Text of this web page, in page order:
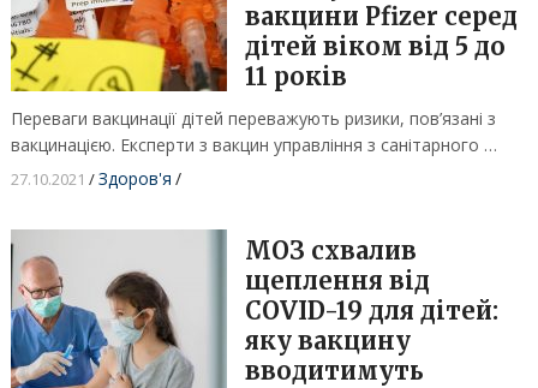
вакцини Pfizer серед
дітей віком від 5 до
11 років
Переваги вакцинації дітей переважують ризики, пов’язані з
вакцинацією. Експерти з вакцин управління з санітарного …
27.10.2021 /Здоров'я /
МОЗ схвалив
щеплення від
COVID-19 для дітей:
яку вакцину
вводитимуть